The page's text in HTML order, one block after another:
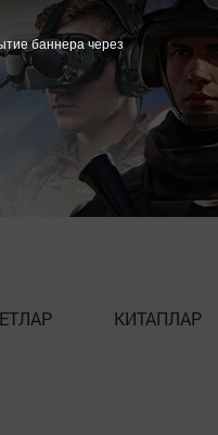
КИТАПЛАР
баннера через